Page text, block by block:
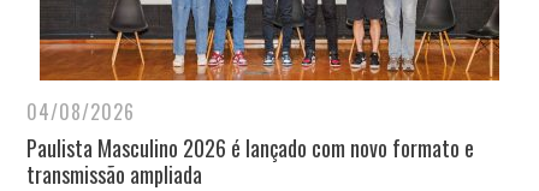
04/08/2026
Paulista Masculino 2026 é lançado com novo formato e
transmissão ampliada